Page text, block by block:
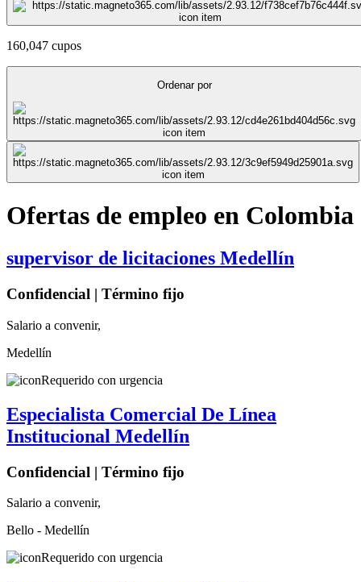
160,047 cupos
Ordenar por
Ofertas de empleo en Colombia
supervisor de licitaciones Medellín
Confidencial | Término fijo
Salario a convenir,
Medellín
Requerido con urgencia
Especialista Comercial De Línea
Institucional Medellín
Confidencial | Término fijo
Salario a convenir,
Bello - Medellín
Requerido con urgencia